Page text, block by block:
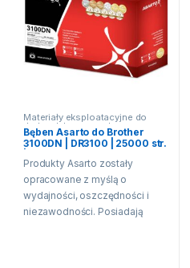
Materiały eksploatacyjne do
drukarek laserowych
Bęben Asarto do Brother
3100DN | DR3100 | 25000 str.
Produkty Asarto zostały
opracowane z myślą o
wydajności, oszczędności i
niezawodności. Posiadają